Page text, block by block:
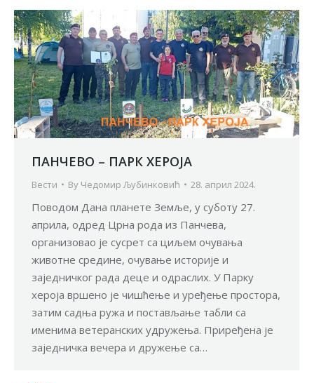
ПАНЧЕВО – ПАРК ХЕРОЈА
Вести By Чедомир Љубинковић 28. април 2024.
Поводом Дана планете Земље, у суботу 27.
априла, одред Црна рода из Панчева,
организовао је сусрет са циљем очувања
животне средине, очување историје и
заједничког рада деце и одраслих. У Парку
хероја вршено је чишћење и уређење простора,
затим садња ружа и постављање табли са
именима ветеранских удружења. Приређена је
заједничка вечера и дружење са…